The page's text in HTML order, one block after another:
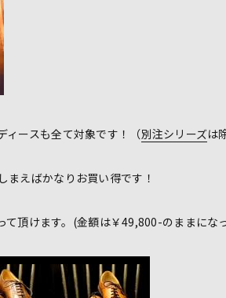
ィースも全て対象です！（別注シリーズは
まえばかなりお買い得です！
て頂けます。(金額は￥49,800-のままにな